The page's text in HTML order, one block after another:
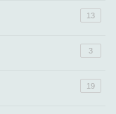
13
3
19